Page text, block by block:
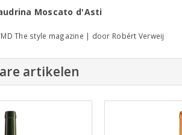
Moscato d'Asti
The style magazine | door Robért Verweij
artikelen